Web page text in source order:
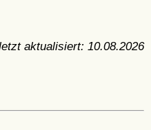
aktualisiert: 10.08.2026